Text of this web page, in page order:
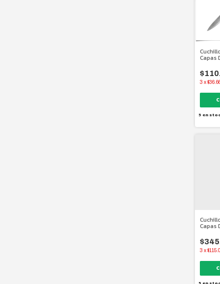
Capas
3 x
5 en
Capas
3 x